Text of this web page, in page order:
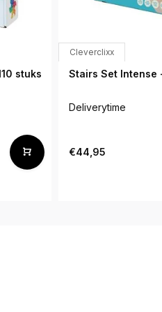
stuks
Cleverclixx
Stairs Set Intense
Deliverytime
€44,95